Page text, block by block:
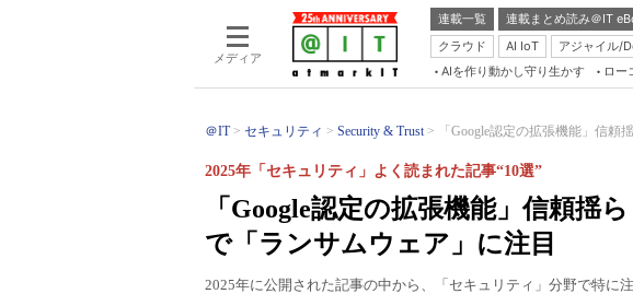
メディア
連載一覧 連載まとめ読み＠IT
クラウド
AI IoT アジャイル/
AIを作り動かし守り生かす ロー
＠IT セキュリティ Security & Trust 「Google認定の拡張機能」信頼
「Google認定の拡張機能」信頼揺
で「ランサムウェア」に注目
2025年「セキュリティ」よく読まれた記事“10選”
2025年に公開された記事の中から、「セキュリティ」分野で特に